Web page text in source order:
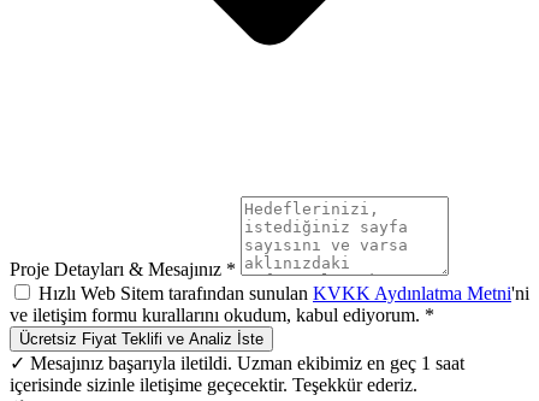
Proje Detayları & Mesajınız *
Hızlı Web Sitem tarafından sunulan KVKK Aydınlatma Metni'ni
ve iletişim formu kurallarını okudum, kabul ediyorum. *
Ücretsiz Fiyat Teklifi ve Analiz İste
✓ Mesajınız başarıyla iletildi. Uzman ekibimiz en geç 1 saat
içerisinde sizinle iletişime geçecektir. Teşekkür ederiz.